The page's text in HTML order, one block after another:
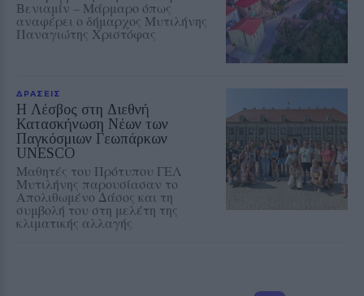
Βενιαμίν – Μάρμαρο όπως
αναφέρει ο δήμαρχος Μυτιλήνης
Παναγιώτης Χριστόφας
ΔΡΑΣΕΙΣ
Η Λέσβος στη Διεθνή
Κατασκήνωση Νέων των
Παγκόσμιων Γεωπάρκων
UNESCO
Μαθητές του Πρότυπου ΓΕΛ
Μυτιλήνης παρουσίασαν το
Απολιθωμένο Δάσος και τη
συμβολή του στη μελέτη της
κλιματικής αλλαγής